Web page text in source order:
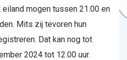
mogen tussen 21.00 en
Mits zij tevoren hun
Dat kan nog tot
2024 tot 12.00 uur.